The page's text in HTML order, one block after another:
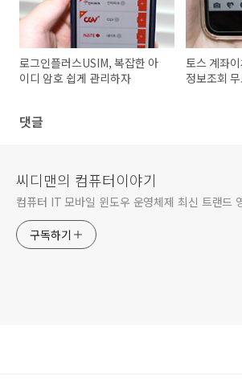
로그인플러스USIM, 복잡한 아
이디 암호 쉽게 관리하자
토스 계좌
정보조회
댓글
씨디맨의 컴퓨터이야기
컴퓨터 IT 모바일 윈도우 운영체제 최신 트랜드
구독하기